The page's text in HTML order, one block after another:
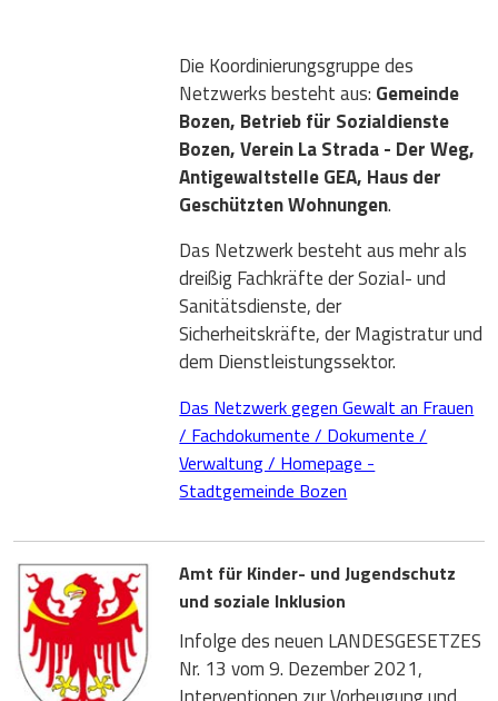
Die Koordinierungsgruppe des
Netzwerks besteht aus: Gemeinde
Bozen, Betrieb für Sozialdienste
Bozen, Verein La Strada - Der Weg,
Antigewaltstelle GEA, Haus der
Geschützten Wohnungen.
Das Netzwerk besteht aus mehr als
dreißig Fachkräfte der Sozial- und
Sanitätsdienste, der
Sicherheitskräfte, der Magistratur und
dem Dienstleistungssektor.
Das Netzwerk gegen Gewalt an Frauen
/ Fachdokumente / Dokumente /
Verwaltung / Homepage -
Stadtgemeinde Bozen
Amt für Kinder- und Jugendschutz
und soziale Inklusion
Infolge des neuen LANDESGESETZES
Nr. 13 vom 9. Dezember 2021,